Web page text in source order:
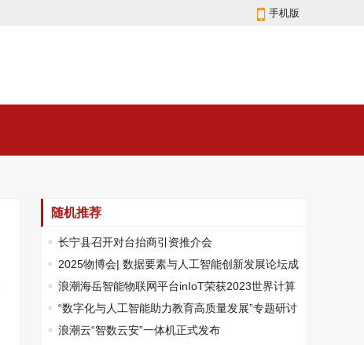
手机版
随机推荐
长宁县召开对台抬商引资推介会
2025物博会| 数据要素与人工智能创新发展论坛成
功举办，聚焦DATA+AI深度融合
浪潮海岳智能物联网平台inIoT荣获2023世界计算
大会优秀成果
“数字化与人工智能助力教育高质量发展”专题研讨
会召开
浪潮云“智数云安”一体机正式发布